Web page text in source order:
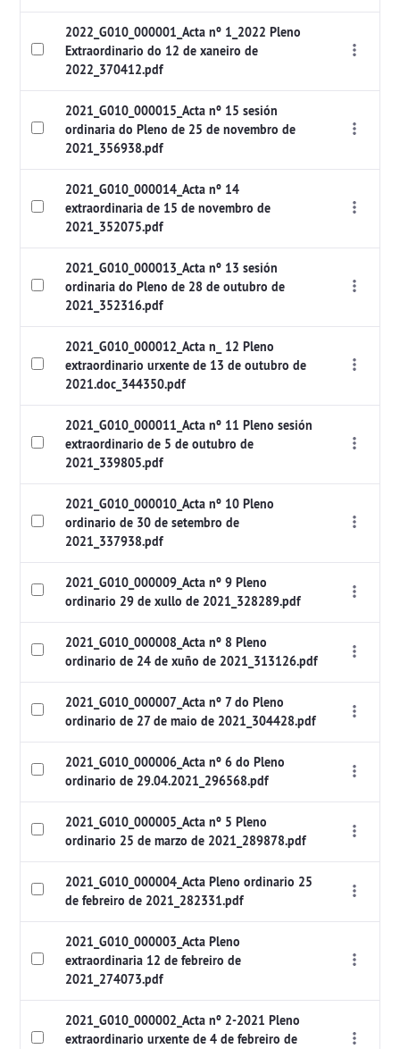
2022_G010_000001_Acta nº 1_2022 Pleno
Extraordinario do 12 de xaneiro de
2022_370412.pdf
2021_G010_000015_Acta nº 15 sesión
ordinaria do Pleno de 25 de novembro de
2021_356938.pdf
2021_G010_000014_Acta nº 14
extraordinaria de 15 de novembro de
2021_352075.pdf
2021_G010_000013_Acta nº 13 sesión
ordinaria do Pleno de 28 de outubro de
2021_352316.pdf
2021_G010_000012_Acta n_ 12 Pleno
extraordinario urxente de 13 de outubro de
2021.doc_344350.pdf
2021_G010_000011_Acta nº 11 Pleno sesión
extraordinario de 5 de outubro de
2021_339805.pdf
2021_G010_000010_Acta nº 10 Pleno
ordinario de 30 de setembro de
2021_337938.pdf
2021_G010_000009_Acta nº 9 Pleno
ordinario 29 de xullo de 2021_328289.pdf
2021_G010_000008_Acta nº 8 Pleno
ordinario de 24 de xuño de 2021_313126.pdf
2021_G010_000007_Acta nº 7 do Pleno
ordinario de 27 de maio de 2021_304428.pdf
2021_G010_000006_Acta nº 6 do Pleno
ordinario de 29.04.2021_296568.pdf
2021_G010_000005_Acta nº 5 Pleno
ordinario 25 de marzo de 2021_289878.pdf
2021_G010_000004_Acta Pleno ordinario 25
de febreiro de 2021_282331.pdf
2021_G010_000003_Acta Pleno
extraordinaria 12 de febreiro de
2021_274073.pdf
2021_G010_000002_Acta nº 2-2021 Pleno
extraordinario urxente de 4 de febreiro de